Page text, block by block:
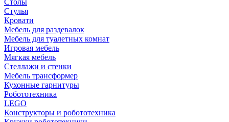
Столы
Cтулья
Кровати
Мебель для раздевалок
Мебель для туалетных комнат
Игровая мебель
Мягкая мебель
Стеллажи и стенки
Мебель трансформер
Кухонные гарнитуры
Робототехника
LEGO
Конструкторы и робототехника